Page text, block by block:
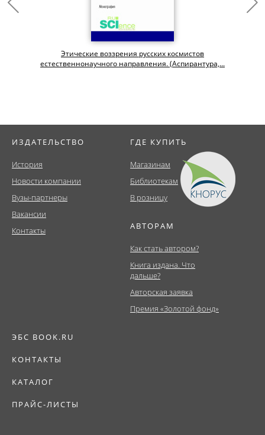
Этические воззрения русских космистов
естественнонаучного направления. (Аспирантура,...
ИЗДАТЕЛЬСТВО
История
Новости компании
Вузы-партнеры
Вакансии
Контакты
ГДЕ КУПИТЬ
Магазинам
Библиотекам
В розницу
АВТОРАМ
Как стать автором?
Книга издана. Что
дальше?
Авторская заявка
Премия «Золотой фонд»
ЭБС BOOK.RU
КОНТАКТЫ
КАТАЛОГ
ПРАЙС-ЛИСТЫ